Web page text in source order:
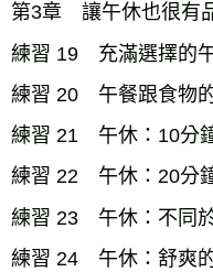
第3章 讓午休也很有
練習 19 充滿選擇的
練習 20 午餐跟食物
練習 21 午休：10分
練習 22 午休：20分
練習 23 午休：不同
練習 24 午休：舒爽